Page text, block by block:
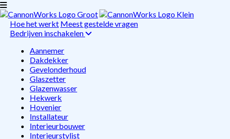
Hoe het werkt Meest gestelde vragen
Bedrijven inschakelen
Aannemer
Dakdekker
Gevelonderhoud
Glaszetter
Glazenwasser
Hekwerk
Hovenier
Installateur
Interieurbouwer
Interieurstylist